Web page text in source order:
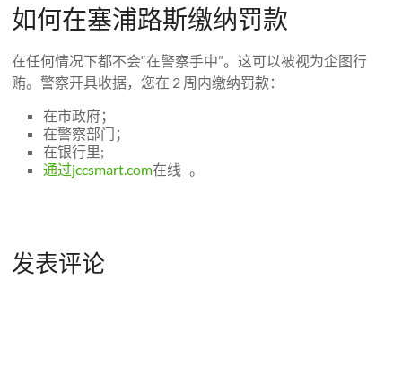
如何在塞浦路斯缴纳罚款
在任何情况下都不会“在警察手中”。这可以被视为企图行
贿。警察开具收据，您在 2 周内缴纳罚款：
在市政府；
在警察部门；
在银行里;
通过jccsmart.com在线 。
发表评论